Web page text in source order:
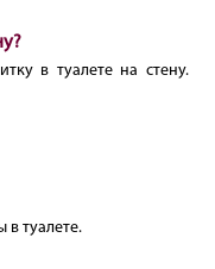
в туалете на стену.
в туалете.